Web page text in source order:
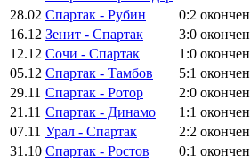
28.02 Спартак - Рубин 0:2 окончен
16.12 Зенит - Спартак 3:0 окончен
12.12 Сочи - Спартак 1:0 окончен
05.12 Спартак - Тамбов 5:1 окончен
29.11 Спартак - Ротор 2:0 окончен
21.11 Спартак - Динамо 1:1 окончен
07.11 Урал - Спартак 2:2 окончен
31.10 Спартак - Ростов 0:1 окончен